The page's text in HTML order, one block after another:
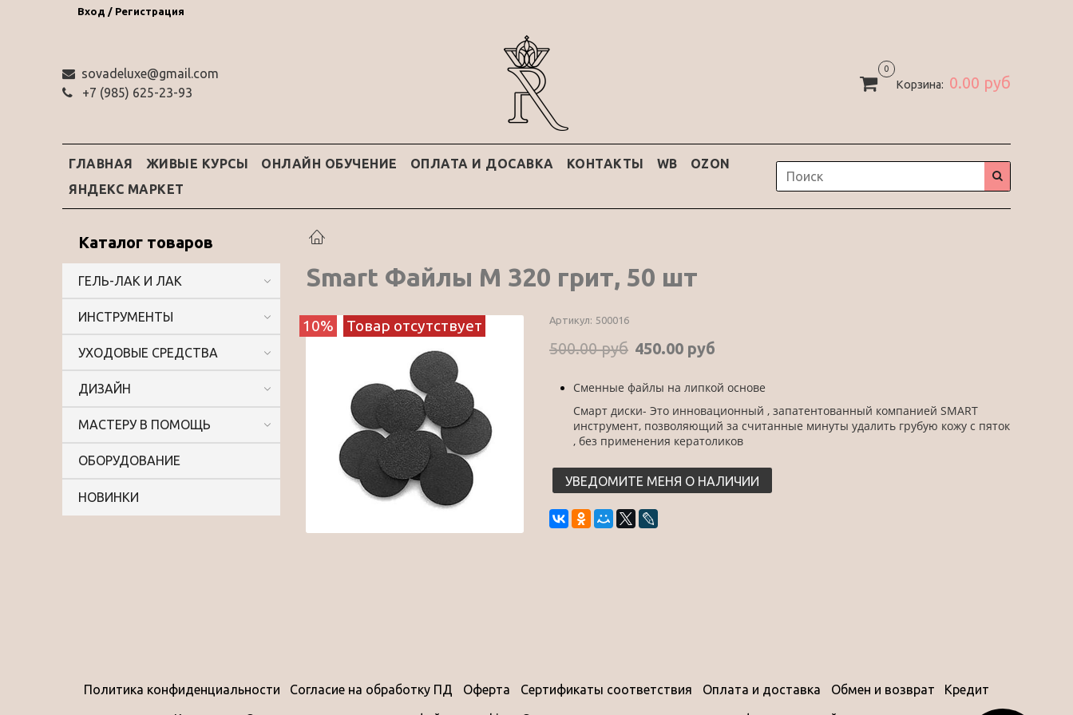
Вход / Регистрация
sovadeluxe@gmail.com
‭+7 (985) 625-23-93‬
0
Корзина: 0.00 руб
ГЛАВНАЯ ЖИВЫЕ КУРСЫ ОНЛАЙН ОБУЧЕНИЕ ОПЛАТА И ДОСАВКА КОНТАКТЫ WB
OZON
ЯНДЕКС МАРКЕТ
Smart Файлы М 320 грит, 50 шт
10% Товар отсутствует Артикул: 500016
500.00 руб 450.00 руб
Сменные файлы на липкой основе
Смарт диски- Это инновационный , запатентованный компанией SMART
инструмент, позволяющий за считанные минуты удалить грубую кожу с пяток
, без применения кератоликов
УВЕДОМИТЕ МЕНЯ О НАЛИЧИИ
Каталог товаров
ГЕЛЬ-ЛАК И ЛАК
ИНСТРУМЕНТЫ
УХОДОВЫЕ СРЕДСТВА
ДИЗАЙН
МАСТЕРУ В ПОМОЩЬ
ОБОРУДОВАНИЕ
НОВИНКИ
Политика конфиденциальности Согласие на обработку ПД Оферта Сертификаты соответствия Оплата и доставка Обмен и возврат Кредит